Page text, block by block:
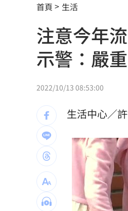
射頻器材全卡關
新／美股開盤
黃禎憲診所挺
知名
臉還要再動刀
中國製路由器
首頁 生活
注意今年
示警：嚴
2022/10/13 08:53:00
生活中心／